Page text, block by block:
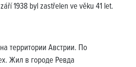
1938 byl zastřelen ve věku 41 let.
территории Австрии. По
Жил в городе Ревда